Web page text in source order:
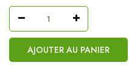
AJOUTER AU PANIER